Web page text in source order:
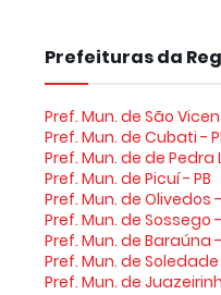
Prefeituras da
Pref. Mun. de São
Pref. Mun. de Cubati -
Pref. Mun. de de Pedra
Pref. Mun. de Picuí - PB
Pref. Mun. de Olivedos -
Pref. Mun. de Sossego -
Pref. Mun. de Baraúna -
Pref. Mun. de Soledade
Pref. Mun. de